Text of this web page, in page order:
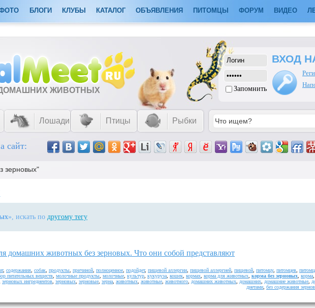
БЛОГИ КЛУБЫ КАТАЛОГ ОБЪЯВЛЕНИЯ ПИТОМЦЫ ФОРУМ ВИДЕО
ЖИВОТНЫХ Запомнить
ВХОД
Лошади Птицы Рыбки
сайт:
зерновых"
», искать по другому тегу
домашних животных без зерновых. Что они собой представляют
, содержания собак продукты причиной полноценное подойдет, пищевой аллергии пищевой аллергией пищевой питомцу, питомцев
питательных веществ молочные продукты молочные культур кукуруза кошек кормах корма для животных корма без зерновых корма
зерновых ингредиентов зерновых зерновые зерна животных животные животного домашних животных домашних домашние животные
диетами без содержания